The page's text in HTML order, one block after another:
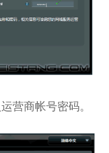
营商帐号密码。